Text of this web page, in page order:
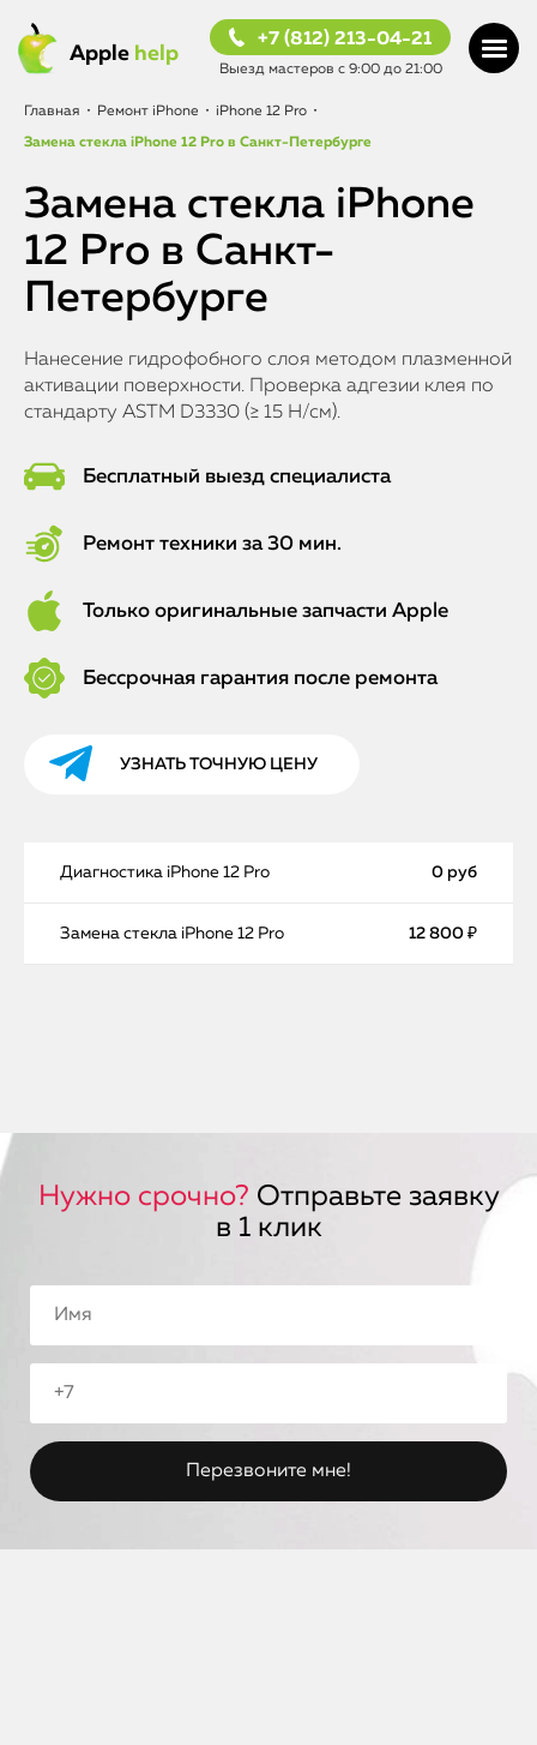
Apple help
+7 (812) 213-04-21
Выезд мастеров с 9:00 до 21:00
Главная • Ремонт iPhone • iPhone 12 Pro •
Замена стекла iPhone 12 Pro в Санкт-Петербурге
Замена стекла iPhone
12 Pro в Санкт-
Петербурге
Нанесение гидрофобного слоя методом плазменной
активации поверхности. Проверка адгезии клея по
стандарту ASTM D3330 (≥ 15 Н/см).
Бесплатный выезд специалиста
Ремонт техники за 30 мин.
Только оригинальные запчасти Apple
Бессрочная гарантия после ремонта
УЗНАТЬ ТОЧНУЮ ЦЕНУ
Диагностика iPhone 12 Pro 0 руб
Замена стекла iPhone 12 Pro 12 800 ₽
Нужно срочно? Отправьте заявку
в 1 клик